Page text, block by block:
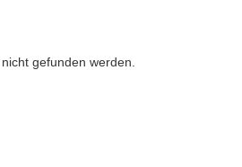
gefunden werden.